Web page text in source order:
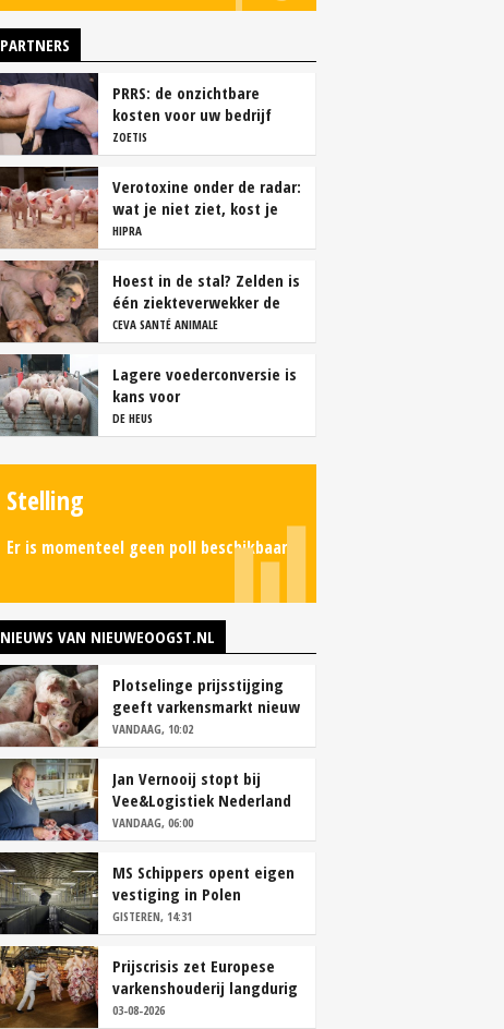
PARTNERS
PRRS: de onzichtbare
kosten voor uw bedrijf
ZOETIS
Verotoxine onder de radar:
wat je niet ziet, kost je
wel geld
HIPRA
Hoest in de stal? Zelden is
één ziekteverwekker de
oorzaak
CEVA SANTÉ ANIMALE
Lagere voederconversie is
kans voor
vleesvarkenshouders
DE HEUS
Stelling
Er is momenteel geen poll beschikbaar.
NIEUWS VAN NIEUWEOOGST.NL
Plotselinge prijsstijging
geeft varkensmarkt nieuw
perspectief
VANDAAG, 10:02
Jan Vernooij stopt bij
Vee&Logistiek Nederland
VANDAAG, 06:00
MS Schippers opent eigen
vestiging in Polen
GISTEREN, 14:31
Prijscrisis zet Europese
varkenshouderij langdurig
onder druk
03-08-2026